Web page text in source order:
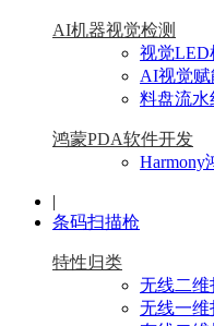
AI机器视觉检测
视觉LED
AI视觉
料盘流水
鸿蒙PDA软件开发
Harmony
|
条码扫描枪
特性归类
无线二维
无线一维